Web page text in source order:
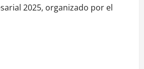
2025, organizado por el